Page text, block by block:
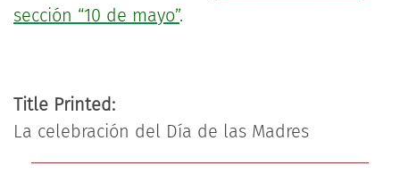
sección “10 de mayo”.
Title Printed:
La celebración del Día de las Madres